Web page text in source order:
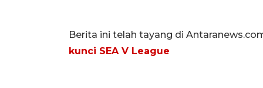
Berita ini telah tayang di
kunci SEA V League